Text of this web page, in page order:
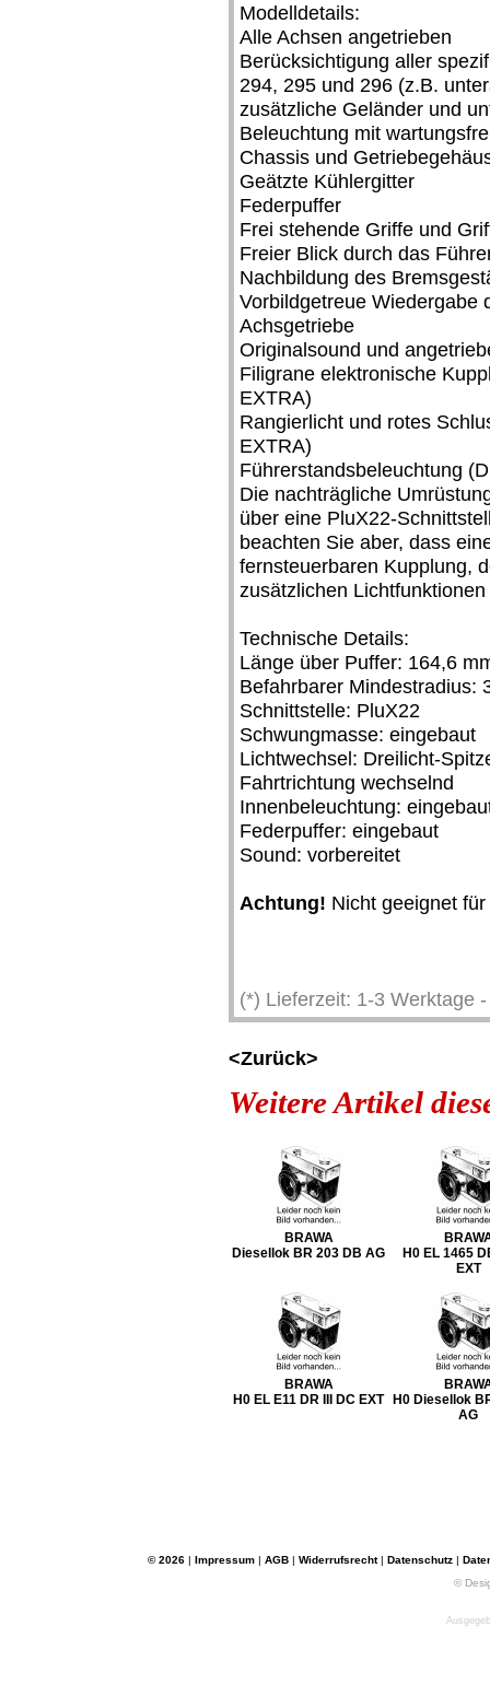
Modelldetails:
Alle Achsen angetrieben
Berücksichtigung aller
294, 295 und 296 (z.B.
zusätzliche Geländer und
Beleuchtung mit
Chassis und
Geätzte Kühlergitter
Federpuffer
Frei stehende Griffe und
Freier Blick durch das
Nachbildung des
Vorbildgetreue Wiedergabe
Achsgetriebe
Originalsound und
Filigrane elektronische
EXTRA)
Rangierlicht und rotes
EXTRA)
Führerstandsbeleuchtung
Die nachträgliche
über eine PluX22-
beachten Sie aber, dass
fernsteuerbaren Kupplung,
zusätzlichen
Technische Details:
Länge über Puffer: 164,6
Befahrbarer Mindestradius:
Schnittstelle: PluX22
Schwungmasse: eingebaut
Lichtwechsel: Dreilicht-
Fahrtrichtung wechselnd
Innenbeleuchtung:
Federpuffer: eingebaut
Sound: vorbereitet
Achtung! Nicht geeignet
(*) Lieferzeit: 1-3 Werktage
<Zurück>
Weitere Artikel
BRAWA
Diesellok BR 203 DB AG
H0 EL 1465
EXT
BRAWA
H0 EL E11 DR III DC EXT
H0 Diesellok
AG
© 2026 | Impressum | AGB | Widerrufsrecht| Datenschutz |
©